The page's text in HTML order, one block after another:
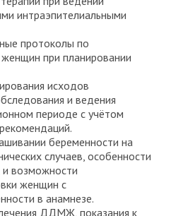
интраэпителиальными
протоколы по
при планировании
исходов
и ведения
периоде с учётом
беременности на
случаев, особенности
и возможности
женщин с
в анамнезе.
ДДМЖ, показания к